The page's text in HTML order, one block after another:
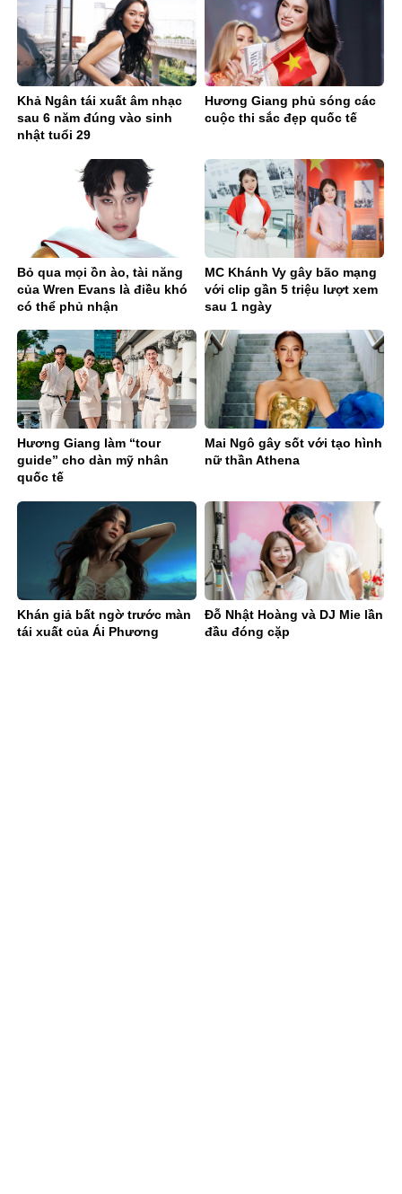
Khả Ngân tái xuất âm nhạc
sau 6 năm đúng vào sinh
nhật tuổi 29
Hương Giang phủ sóng các
cuộc thi sắc đẹp quốc tế
Bỏ qua mọi ồn ào, tài năng
của Wren Evans là điều khó
có thể phủ nhận
MC Khánh Vy gây bão mạng
với clip gần 5 triệu lượt xem
sau 1 ngày
Hương Giang làm “tour
guide” cho dàn mỹ nhân
quốc tế
Mai Ngô gây sốt với tạo hình
nữ thần Athena
Khán giả bất ngờ trước màn
tái xuất của Ái Phương
Đỗ Nhật Hoàng và DJ Mie lần
đầu đóng cặp